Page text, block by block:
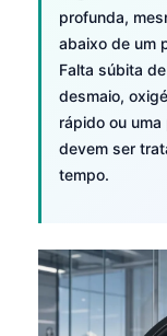
profunda,
abaixo de um
Falta súbita
desmaio,
rápido ou
devem ser
tempo.
ไทย
ဗမာစာ
O‘zbekcha
Қазақ тілі